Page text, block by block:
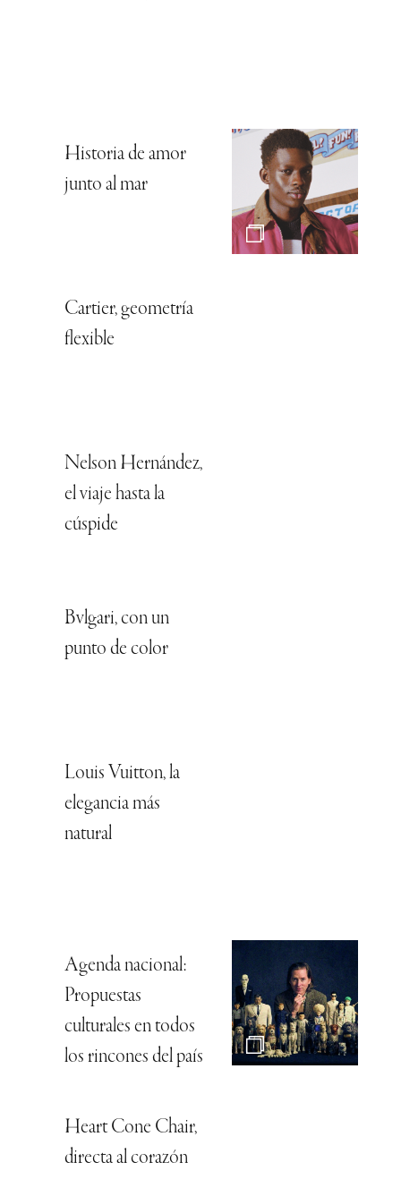
Historia de amor
junto al mar
Cartier, geometría
flexible
Nelson Hernández,
el viaje hasta la
cúspide
Bvlgari, con un
punto de color
Louis Vuitton, la
elegancia más
natural
Agenda nacional:
Propuestas
culturales en todos
los rincones del país
Heart Cone Chair,
directa al corazón